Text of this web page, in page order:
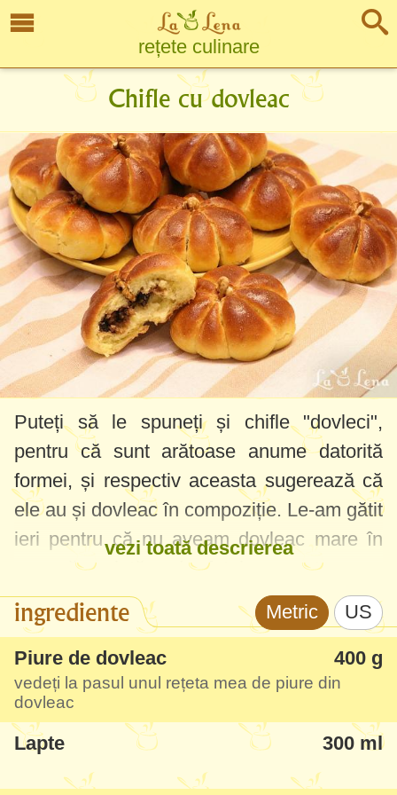
rețete culinare
Chifle cu dovleac
Puteți să le spuneți și chifle "dovleci",
pentru că sunt arătoase anume datorită
formei, și respectiv aceasta sugerează că
ele au și dovleac în compoziție. Le-am gătit
ieri pentru că nu aveam dovleac mare în
care să sculptăm, dar fetele au vrut cumva
să se distreze. Așa că le-am copt chifle în
formă de dovleci mici și cu dințișorii au
sculptat ochi și gură în fiecare... la sugestia
lui tati, bineînțeles :)
Eu m-am "distrat" mult modelându-le, inițial
vezi toată descrierea
ingrediente Metric US
Piure de dovleac 400 g
vedeți la pasul unul rețeta mea de piure din
dovleac
Lapte 300 ml